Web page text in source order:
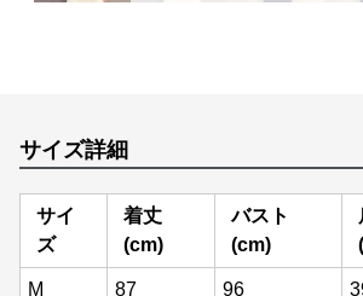
サイズ詳細
サイ
ズ
着丈
(cm)
バスト
(cm)
M 87 96